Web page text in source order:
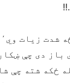
باز دی چې